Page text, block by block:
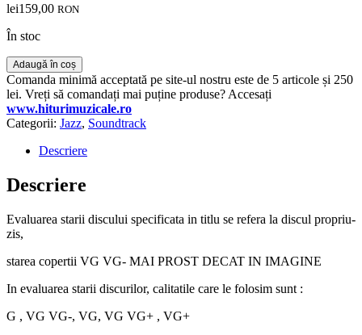
lei159,00 RON
În stoc
Cantitate
Liza
Minnelli,
Robert
De
York,
New
(Original
Motion
Score)
VINIL
2LP
VG+
Adaugă în coș
Comanda minimă acceptată pe site-ul nostru este de 5 articole și 250
lei. Vreți să comandați mai puține produse? Accesați
www.hiturimuzicale.ro
Categorii: Jazz, Soundtrack
Descriere
Descriere
Evaluarea starii discului specificata in titlu se refera la discul propriu-
zis,
starea copertii VG VG- MAI PROST DECAT IN IMAGINE
In evaluarea starii discurilor, calitatile care le folosim sunt :
G , VG VG-, VG, VG VG+ , VG+